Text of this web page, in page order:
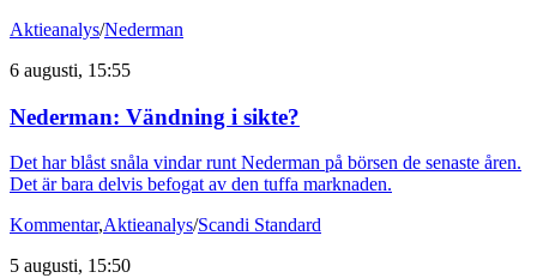
Aktieanalys/Nederman
6 augusti, 15:55
Nederman: Vändning i sikte?
Det har blåst snåla vindar runt Nederman på börsen de senaste åren.
Det är bara delvis befogat av den tuffa marknaden.
Kommentar,Aktieanalys/Scandi Standard
5 augusti, 15:50